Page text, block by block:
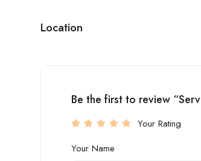
Location
Be the first to review
Your Rating
Your Name